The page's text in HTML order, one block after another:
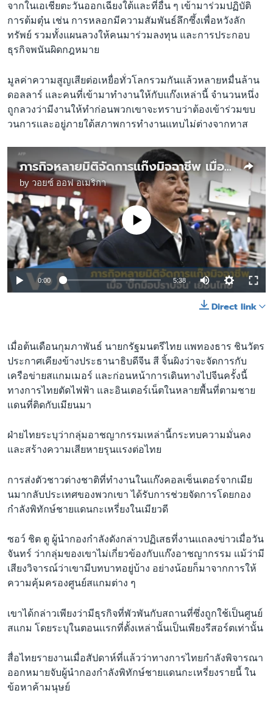
จากในเอเชียตะวันออกเฉียงใต้และที่อื่น ๆ เข้ามาร่วมปฏิบัติ
การต้มตุ๋น เช่น การหลอกมีความสัมพันธ์ลึกซึ้งเพื่อหวังลัก
ทรัพย์ รวมทั้งแผนลวงให้คนมาร่วมลงทุน และการประกอบ
ธุรกิจพนันผิดกฎหมาย
มูลค่าความสูญเสียต่อเหยื่อทั่วโลกรวมกันเเล้วหลายหมื่นล้าน
ดอลลาร์ และคนที่เข้ามาทำงานให้กับแก๊งเหล่านี้ จำนวนหนึ่ง
ถูกลวงว่ามีงานให้ทำก่อนพวกเขาจะทราบว่าต้องเข้าร่วมขบ
วนการเเละอยู่ภายใต้สภาพการทำงานเเทบไม่ต่างจากทาส
ภารกิจหลายมิติจัดการแก๊งมิจฉาชีพ เมื่อ 'บิ๊กมือปราบจีน' เยือนไทย
by วอยซ์ ออฟ อเมริกา
360p
720p 1080p
No media source currently available
0:00 5:38 Auto
480p
720p
1080p
Direct link
เมื่อต้นเดือนกุมภาพันธ์ นายกรัฐมนตรีไทย เเพทองธาร ชินวัตร
ประกาศเคียงข้างประธานาธิบดีจีน สี จิ้นผิงว่าจะจัดการกับ
เครือข่ายสเเกมเมอร์ และก่อนหน้าการเดินทางไปจีนครั้งนี้
ทางการไทยตัดไฟฟ้า และอินเตอร์เน็ตในหลายพื้นที่ตามชาย
เเดนที่ติดกับเมียนมา
ฝ่ายไทยระบุว่ากลุ่มอาชญากรรมเหล่านี้กระทบความมั่นคง
และสร้างความเสียหายรุนเเรงต่อไทย
การส่งตัวชาวต่างชาติที่ทำงานในแก๊งคอลเซ็นเตอร์จากเมีย
นมากลับประเทศของพวกเขา ได้รับการช่วยจัดการโดยกอง
กำลังพิทักษ์ชายแดนกะเหรี่ยงในเมียวดี
ซอว์ ชิต ตู ผู้นำกองกำลังดังกล่าวปฏิเสธที่งานเเถลงข่าวเมื่อวัน
จันทร์ ว่ากลุ่มของเขาไม่เกี่ยวข้องกับแก๊งอาชญากรรม เเม้ว่ามี
เสียงวิจารณ์ว่าเขามีบทบาทอยู่บ้าง อย่างน้อยก็มาจากการให้
ความคุ้มครองศูนย์สแกมต่าง ๆ
เขาได้กล่าวเพียงว่ามีธุรกิจที่พัวพันกับสถานที่ซึ่งถูกใช้เป็นศูนย์
สเเกม โดยระบุในตอนเเรกที่ตั้งเหล่านั้นเป็นเพียงรีสอร์ตเท่านั้น
สื่อไทยรายงานเมื่อสัปดาห์ที่แล้วว่าทางการไทยกำลังพิจารณา
ออกหมายจับผู้นำกองกำลังพิทักษ์ชายแดนกะเหรี่ยงรายนี้ ใน
ข้อหาค้ามนุษย์